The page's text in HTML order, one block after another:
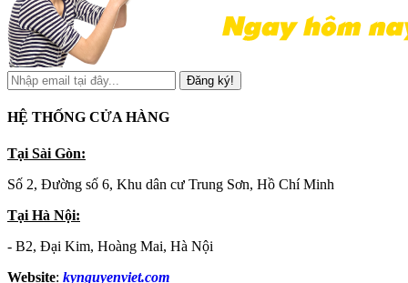
Đăng ký!
HỆ THỐNG CỬA HÀNG
Tại Sài Gòn:
Số 2, Đường số 6, Khu dân cư Trung Sơn, Hồ Chí Minh
Tại Hà Nội:
- B2, Đại Kim, Hoàng Mai, Hà Nội
Website: kynguyenviet.com